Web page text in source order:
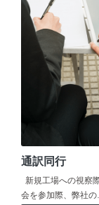
通訳同行
新規工場への視察
会を参加際、弊社の